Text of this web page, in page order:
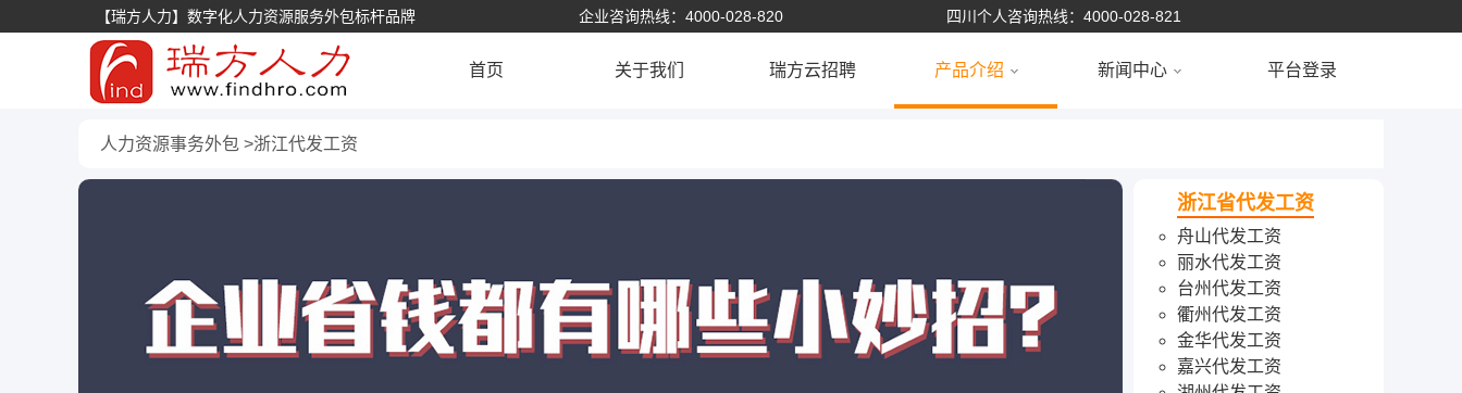
【瑞方人力】数字化人力资源服务外包标杆品牌 企业咨询热线：4000-028-820 四川个人咨询热线：4000-028-821
首页 关于我们 瑞方云招聘 产品介绍 新闻中心 平台登录
人力资源事务外包 浙江代发工资
浙江省代发工资
舟山代发工资
丽水代发工资
台州代发工资
衢州代发工资
金华代发工资
嘉兴代发工资